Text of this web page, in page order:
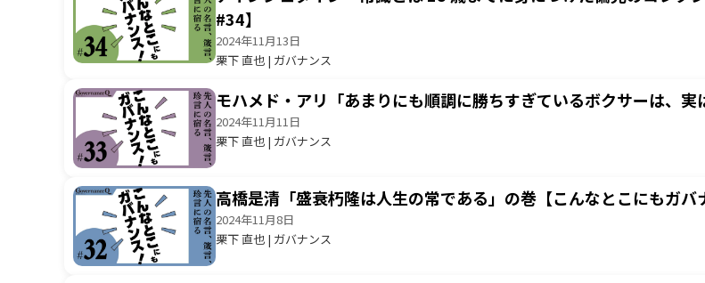
#34】
2024年11月13日
栗下 直也 | ガバナンス
モハメド・アリ「あまりにも順調に勝ちすぎているボクサーは、
2024年11月11日
栗下 直也 | ガバナンス
高橋是清「盛衰朽隆は人生の常である」の巻【こんなとこにもガバ
2024年11月8日
栗下 直也 | ガバナンス